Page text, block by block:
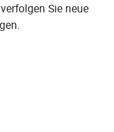
Sie neue